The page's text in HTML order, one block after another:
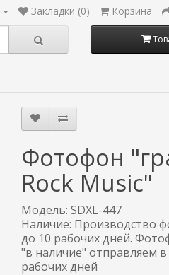
Закладки (0) Корзина
Фотофон
Rock Music"
Модель: SDXL-447
Наличие: Производство
до 10 рабочих дней.
"в наличие" отправляем
рабочих дней